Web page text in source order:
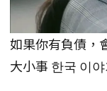
如果你有負債，
大小事 한국 이